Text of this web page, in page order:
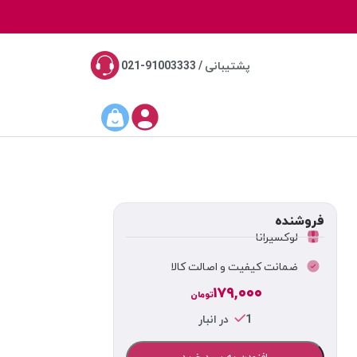
پشتیبانی / 91003333-021
فروشنده
لوکسیرانا
ضمانت کیفیت و اصالت کالا
تومان۱۷۹,۰۰۰
1 در انبار